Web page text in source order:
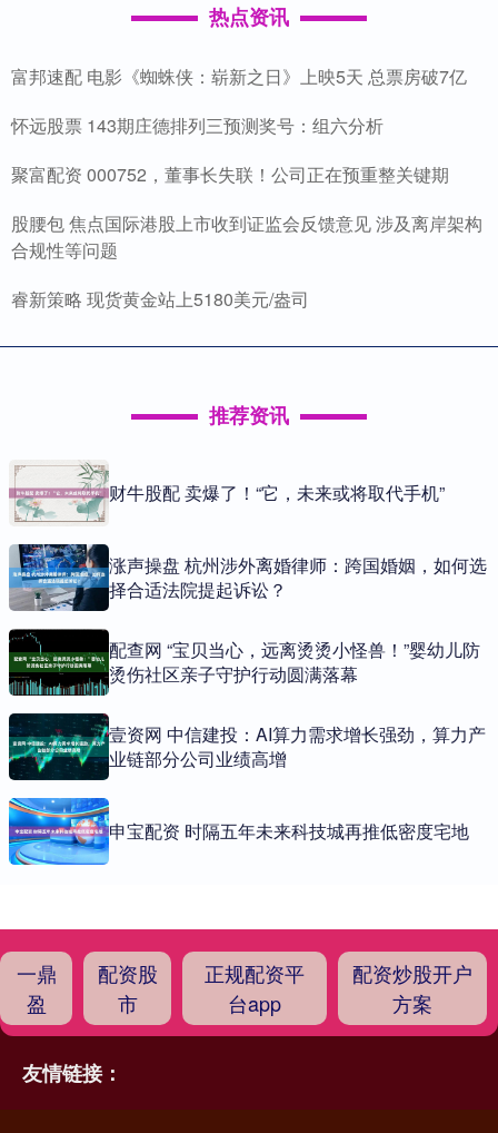
热点资讯
富邦速配 电影《蜘蛛侠：崭新之日》上映5天 总票房破7亿
怀远股票 143期庄德排列三预测奖号：组六分析
聚富配资 000752，董事长失联！公司正在预重整关键期
股腰包 焦点国际港股上市收到证监会反馈意见 涉及离岸架构
合规性等问题
睿新策略 现货黄金站上5180美元/盎司
推荐资讯
财牛股配 卖爆了！“它，未来或将取代手机”
涨声操盘 杭州涉外离婚律师：跨国婚姻，如何选
择合适法院提起诉讼？
配查网 “宝贝当心，远离烫烫小怪兽！”婴幼儿防
烫伤社区亲子守护行动圆满落幕
壹资网 中信建投：AI算力需求增长强劲，算力产
业链部分公司业绩高增
申宝配资 时隔五年未来科技城再推低密度宅地
一鼎
盈
配资股
市
正规配资平
台app
配资炒股开户
方案
友情链接：